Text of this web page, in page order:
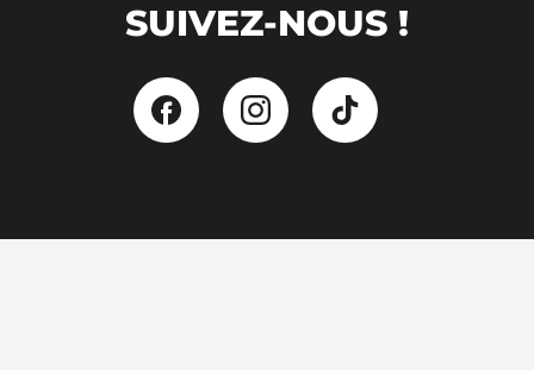
SUIVEZ-NOUS !